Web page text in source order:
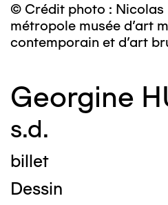
© Crédit photo :
métropole musée d’art
contemporain et d’art
Georgine
s.d.
billet
Dessin